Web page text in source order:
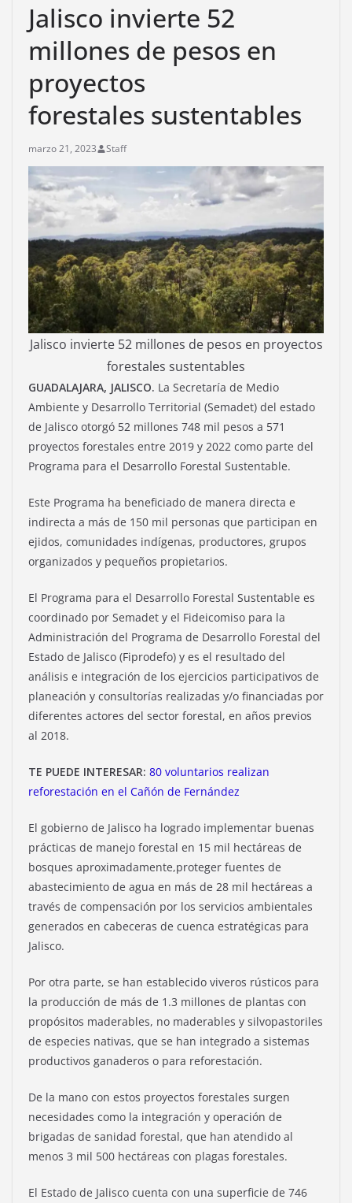
Jalisco invierte 52
millones de pesos en
proyectos
forestales sustentables
marzo 21, 2023 Staff
Jalisco invierte 52 millones de pesos en proyectos
forestales sustentables
GUADALAJARA, JALISCO. La Secretaría de Medio
Ambiente y Desarrollo Territorial (Semadet) del estado
de Jalisco otorgó 52 millones 748 mil pesos a 571
proyectos forestales entre 2019 y 2022 como parte del
Programa para el Desarrollo Forestal Sustentable.
Este Programa ha beneficiado de manera directa e
indirecta a más de 150 mil personas que participan en
ejidos, comunidades indígenas, productores, grupos
organizados y pequeños propietarios.
El Programa para el Desarrollo Forestal Sustentable es
coordinado por Semadet y el Fideicomiso para la
Administración del Programa de Desarrollo Forestal del
Estado de Jalisco (Fiprodefo) y es el resultado del
análisis e integración de los ejercicios participativos de
planeación y consultorías realizadas y/o financiadas por
diferentes actores del sector forestal, en años previos
al 2018.
TE PUEDE INTERESAR: 80 voluntarios realizan
reforestación en el Cañón de Fernández
El gobierno de Jalisco ha logrado implementar buenas
prácticas de manejo forestal en 15 mil hectáreas de
bosques aproximadamente,proteger fuentes de
abastecimiento de agua en más de 28 mil hectáreas a
través de compensación por los servicios ambientales
generados en cabeceras de cuenca estratégicas para
Jalisco.
Por otra parte, se han establecido viveros rústicos para
la producción de más de 1.3 millones de plantas con
propósitos maderables, no maderables y silvopastoriles
de especies nativas, que se han integrado a sistemas
productivos ganaderos o para reforestación.
De la mano con estos proyectos forestales surgen
necesidades como la integración y operación de
brigadas de sanidad forestal, que han atendido al
menos 3 mil 500 hectáreas con plagas forestales.
El Estado de Jalisco cuenta con una superficie de 746